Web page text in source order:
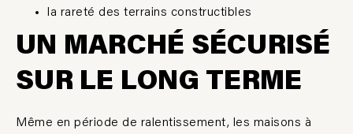
la rareté des terrains constructibles
UN MARCHÉ SÉCURISÉ
SUR LE LONG TERME
Même en période de ralentissement, les maisons à